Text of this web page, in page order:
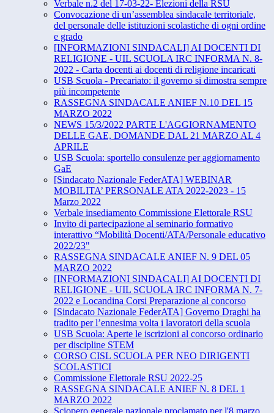
Verbale n.2 del 17-03-22- Elezioni della RSU
Convocazione di un’assemblea sindacale territoriale,
del personale delle istituzioni scolastiche di ogni ordine
e grado
[INFORMAZIONI SINDACALI] AI DOCENTI DI
RELIGIONE - UIL SCUOLA IRC INFORMA N. 8-
2022 - Carta docenti ai docenti di religione incaricati
USB Scuola - Precariato: il governo si dimostra sempre
più incompetente
RASSEGNA SINDACALE ANIEF N.10 DEL 15
MARZO 2022
NEWS 15/3/2022 PARTE L'AGGIORNAMENTO
DELLE GAE, DOMANDE DAL 21 MARZO AL 4
APRILE
USB Scuola: sportello consulenze per aggiornamento
GaE
[Sindacato Nazionale FederATA] WEBINAR
MOBILITA’ PERSONALE ATA 2022-2023 - 15
Marzo 2022
Verbale insediamento Commissione Elettorale RSU
Invito di partecipazione al seminario formativo
interattivo “​Mobilità Docenti/ATA/Personale educativo
2022/23"
RASSEGNA SINDACALE ANIEF N. 9 DEL 05
MARZO 2022
[INFORMAZIONI SINDACALI] AI DOCENTI DI
RELIGIONE - UIL SCUOLA IRC INFORMA N. 7-
2022 e Locandina Corsi Preparazione al concorso
[Sindacato Nazionale FederATA] Governo Draghi ha
tradito per l’ennesima volta i lavoratori della scuola
USB Scuola: Aperte le iscrizioni al concorso ordinario
per discipline STEM
CORSO CISL SCUOLA PER NEO DIRIGENTI
SCOLASTICI
Commissione Elettorale RSU 2022-25
RASSEGNA SINDACALE ANIEF N. 8 DEL 1
MARZO 2022